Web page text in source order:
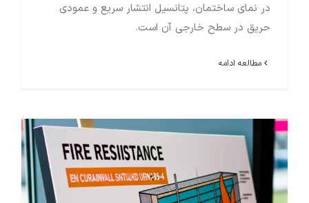
در نمای ساختمان، پتانسیل انتشار سریع و عمودی
حریق در سطح خارجی آن است.
مطالعه ادامه